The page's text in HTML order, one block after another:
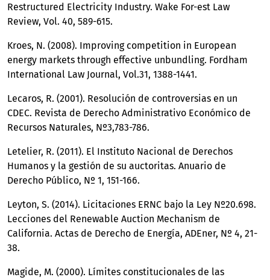
Restructured Electricity Industry. Wake For-est Law
Review, Vol. 40, 589-615.
Kroes, N. (2008). Improving competition in European
energy markets through effective unbundling. Fordham
International Law Journal, Vol.31, 1388-1441.
Lecaros, R. (2001). Resolución de controversias en un
CDEC. Revista de Derecho Administrativo Económico de
Recursos Naturales, Nº3,783-786.
Letelier, R. (2011). El Instituto Nacional de Derechos
Humanos y la gestión de su auctoritas. Anuario de
Derecho Público, Nº 1, 151-166.
Leyton, S. (2014). Licitaciones ERNC bajo la Ley Nº20.698.
Lecciones del Renewable Auction Mechanism de
California. Actas de Derecho de Energía, ADEner, Nº 4, 21-
38.
Magide, M. (2000). Límites constitucionales de las